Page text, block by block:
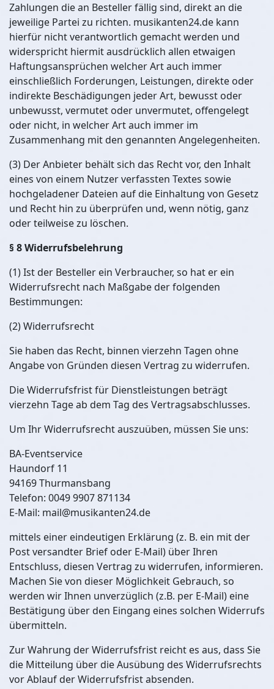
Zahlungen die an Besteller fällig sind, direkt an die
jeweilige Partei zu richten. musikanten24.de kann
hierfür nicht verantwortlich gemacht werden und
widerspricht hiermit ausdrücklich allen etwaigen
Haftungsansprüchen welcher Art auch immer
einschließlich Forderungen, Leistungen, direkte oder
indirekte Beschädigungen jeder Art, bewusst oder
unbewusst, vermutet oder unvermutet, offengelegt
oder nicht, in welcher Art auch immer im
Zusammenhang mit den genannten Angelegenheiten.
(3) Der Anbieter behält sich das Recht vor, den Inhalt
eines von einem Nutzer verfassten Textes sowie
hochgeladener Dateien auf die Einhaltung von Gesetz
und Recht hin zu überprüfen und, wenn nötig, ganz
oder teilweise zu löschen.
§ 8 Widerrufsbelehrung
(1) Ist der Besteller ein Verbraucher, so hat er ein
Widerrufsrecht nach Maßgabe der folgenden
Bestimmungen:
(2) Widerrufsrecht
Sie haben das Recht, binnen vierzehn Tagen ohne
Angabe von Gründen diesen Vertrag zu widerrufen.
Die Widerrufsfrist für Dienstleistungen beträgt
vierzehn Tage ab dem Tag des Vertragsabschlusses.
Um Ihr Widerrufsrecht auszuüben, müssen Sie uns:
BA-Eventservice
Haundorf 11
94169 Thurmansbang
Telefon: 0049 9907 871134
E-Mail: mail@musikanten24.de
mittels einer eindeutigen Erklärung (z. B. ein mit der
Post versandter Brief oder E-Mail) über Ihren
Entschluss, diesen Vertrag zu widerrufen, informieren.
Machen Sie von dieser Möglichkeit Gebrauch, so
werden wir Ihnen unverzüglich (z.B. per E-Mail) eine
Bestätigung über den Eingang eines solchen Widerrufs
übermitteln.
Zur Wahrung der Widerrufsfrist reicht es aus, dass Sie
die Mitteilung über die Ausübung des Widerrufsrechts
vor Ablauf der Widerrufsfrist absenden.